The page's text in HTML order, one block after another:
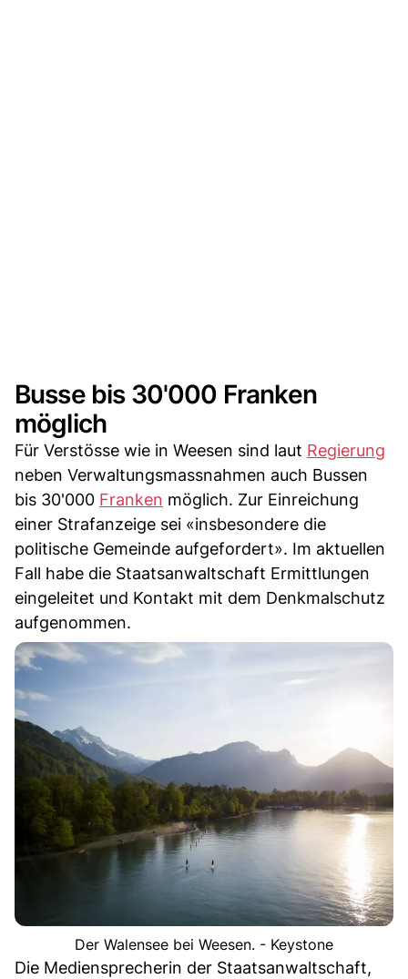
Busse bis 30'000 Franken
möglich
Für Verstösse wie in Weesen sind laut Regierung
neben Verwaltungsmassnahmen auch Bussen
bis 30'000 Franken möglich. Zur Einreichung
einer Strafanzeige sei «insbesondere die
politische Gemeinde aufgefordert». Im aktuellen
Fall habe die Staatsanwaltschaft Ermittlungen
eingeleitet und Kontakt mit dem Denkmalschutz
aufgenommen.
Der Walensee bei Weesen. - Keystone
Die Mediensprecherin der Staatsanwaltschaft,